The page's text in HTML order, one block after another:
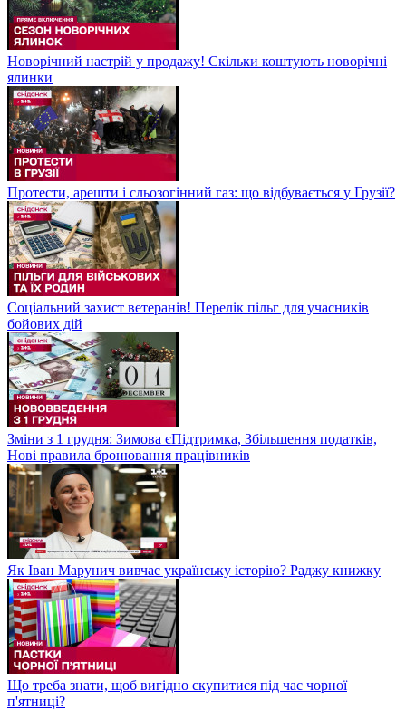
Новорічний настрій у продажу! Скільки коштують новорічні
ялинки
Протести, арешти і сльозогінний газ: що відбувається у Грузії?
Соціальний захист ветеранів! Перелік пільг для учасників
бойових дій
Зміни з 1 грудня: Зимова єПідтримка, Збільшення податків,
Нові правила бронювання працівників
Як Іван Марунич вивчає українську історію? Раджу книжку
Що треба знати, щоб вигідно скупитися під час чорної
п'ятниці?